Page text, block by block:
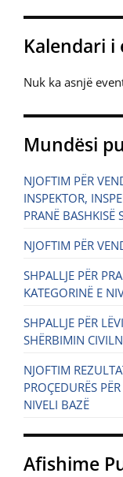
Kalendari i
Nuk ka asnjë
Mundësi
NJOFTIM PËR
INSPEKTOR,
PRANË BASHKISË
NJOFTIM PËR
SHPALLJE PËR
KATEGORINË E
SHPALLJE PËR
SHËRBIMIN
NJOFTIM
PROÇEDURËS
NIVELI BAZË
Afishime